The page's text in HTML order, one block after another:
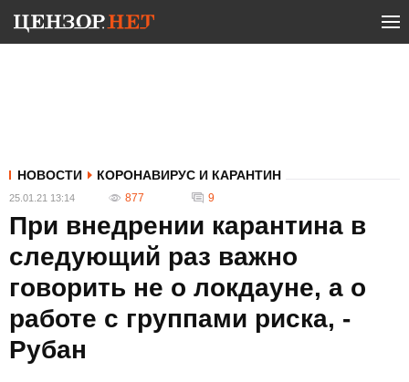
НОВОСТИ КОРОНАВИРУС И КАРАНТИН
25.01.21 13:14 877 9
При внедрении карантина в
следующий раз важно
говорить не о локдауне, а о
работе с группами риска, -
Рубан